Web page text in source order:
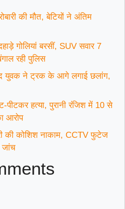
की मौत, बेटियों ने अंतिम
गोलियां बरसीं, SUV सवार 7
रही पुलिस
युवक ने ट्रक के आगे लगाई छलांग,
पीटकर हत्या, पुरानी रंजिश में 10 से
आरोप
की कोशिश नाकाम, CCTV फुटेज